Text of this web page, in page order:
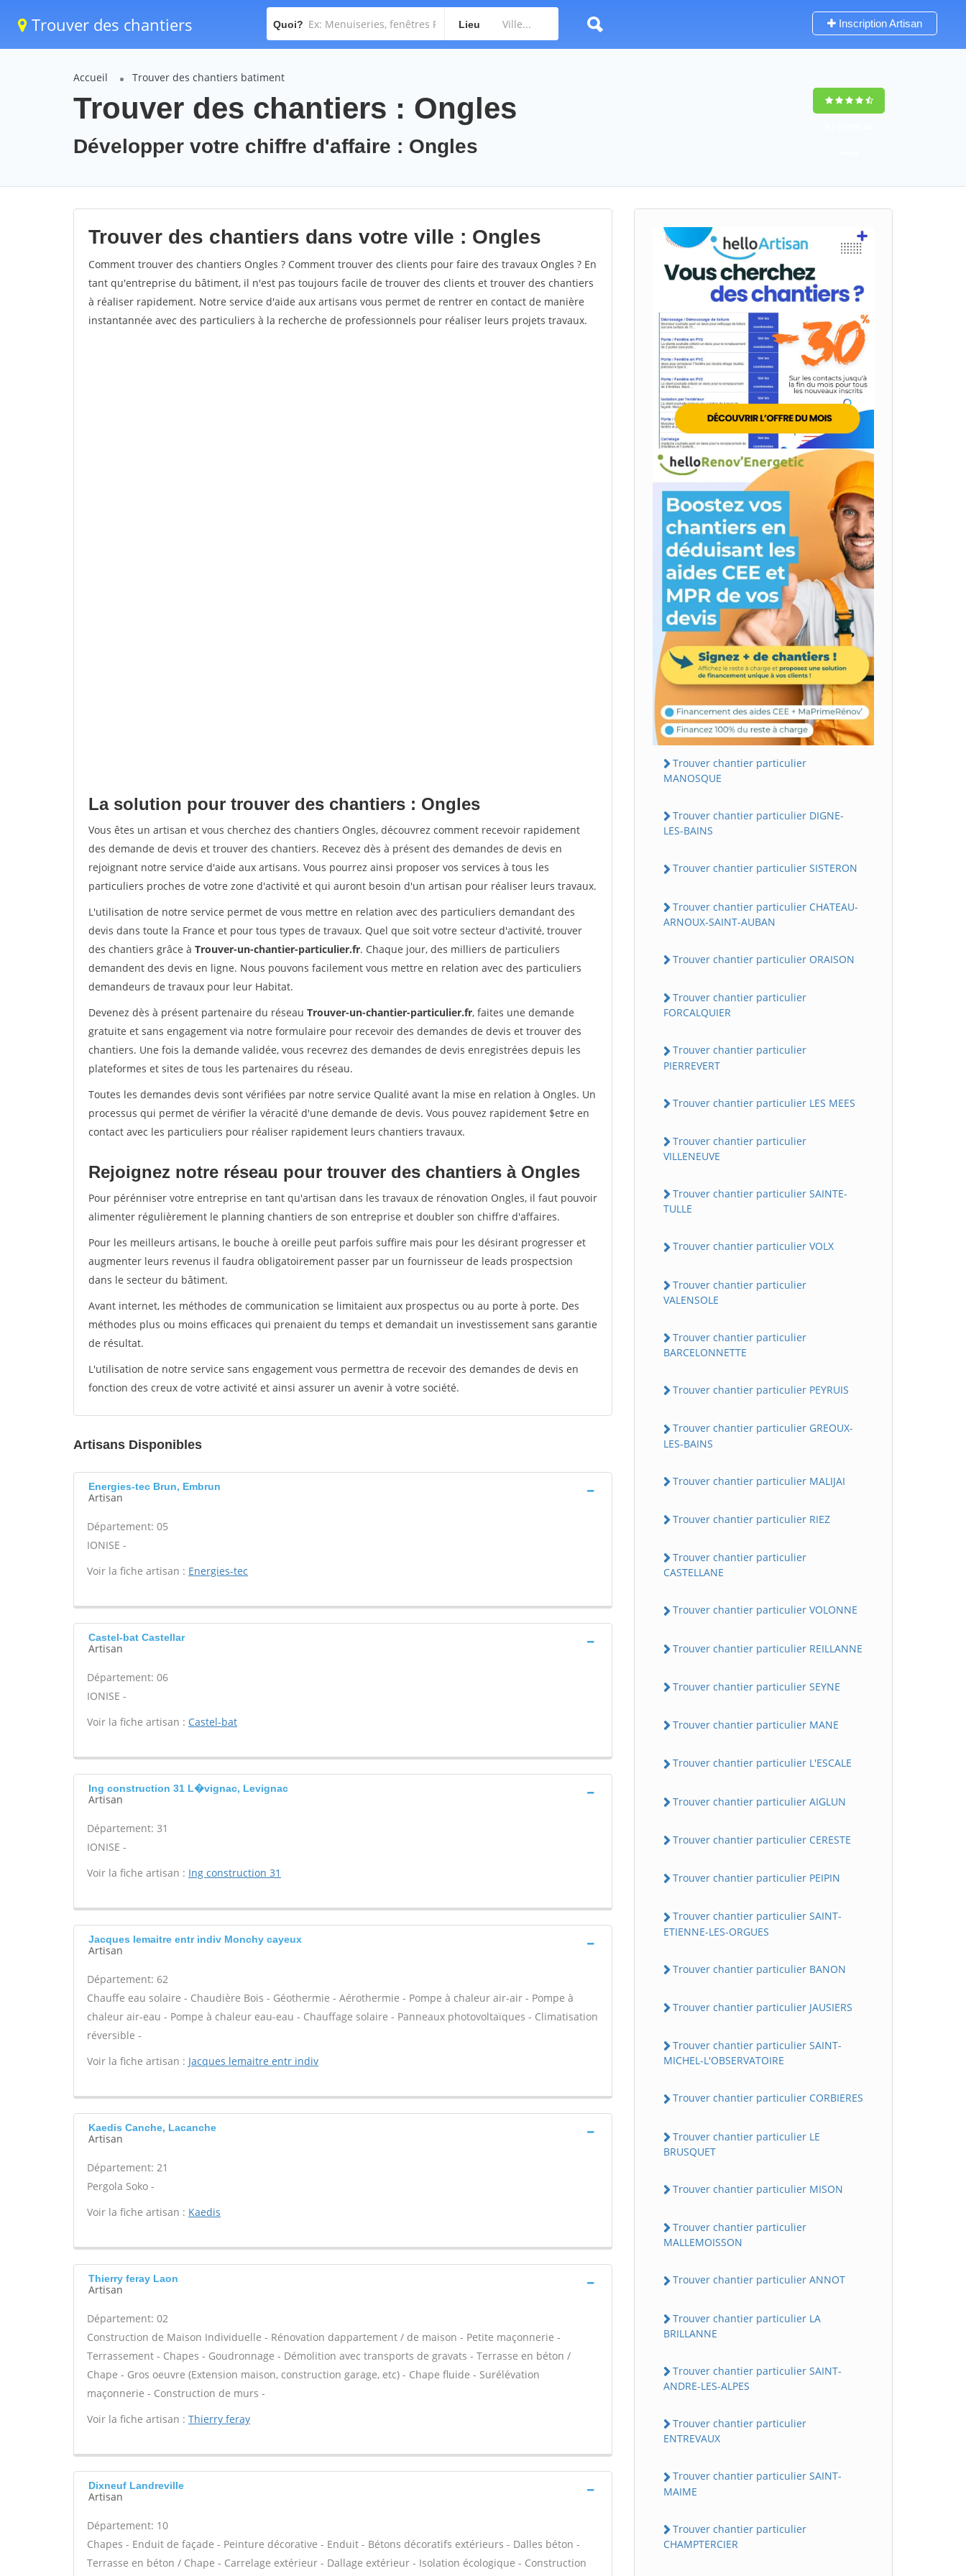
Trouver des chantiers Quoi? Lieu Inscription Artisan
Accueil Trouver des chantiers batiment
Trouver des chantiers : Ongles
Développer votre chiffre d'affaire : Ongles
Trouver des chantiers dans votre ville : Ongles
Comment trouver des chantiers Ongles ? Comment trouver des clients pour faire des travaux Ongles ? En
tant qu'entreprise du bâtiment, il n'est pas toujours facile de trouver des clients et trouver des chantiers
à réaliser rapidement. Notre service d'aide aux artisans vous permet de rentrer en contact de manière
instantannée avec des particuliers à la recherche de professionnels pour réaliser leurs projets travaux.
La solution pour trouver des chantiers : Ongles
Vous êtes un artisan et vous cherchez des chantiers Ongles, découvrez comment recevoir rapidement
des demande de devis et trouver des chantiers. Recevez dès à présent des demandes de devis en
rejoignant notre service d'aide aux artisans. Vous pourrez ainsi proposer vos services à tous les
particuliers proches de votre zone d'activité et qui auront besoin d'un artisan pour réaliser leurs travaux.
L'utilisation de notre service permet de vous mettre en relation avec des particuliers demandant des
devis dans toute la France et pour tous types de travaux. Quel que soit votre secteur d'activité, trouver
des chantiers grâce à Trouver-un-chantier-particulier.fr. Chaque jour, des milliers de particuliers
demandent des devis en ligne. Nous pouvons facilement vous mettre en relation avec des particuliers
demandeurs de travaux pour leur Habitat.
Devenez dès à présent partenaire du réseau Trouver-un-chantier-particulier.fr, faites une demande
gratuite et sans engagement via notre formulaire pour recevoir des demandes de devis et trouver des
chantiers. Une fois la demande validée, vous recevrez des demandes de devis enregistrées depuis les
plateformes et sites de tous les partenaires du réseau.
Toutes les demandes devis sont vérifiées par notre service Qualité avant la mise en relation à Ongles. Un
processus qui permet de vérifier la véracité d'une demande de devis. Vous pouvez rapidement $etre en
contact avec les particuliers pour réaliser rapidement leurs chantiers travaux.
Rejoignez notre réseau pour trouver des chantiers à Ongles
Pour pérénniser votre entreprise en tant qu'artisan dans les travaux de rénovation Ongles, il faut pouvoir
alimenter régulièrement le planning chantiers de son entreprise et doubler son chiffre d'affaires.
Pour les meilleurs artisans, le bouche à oreille peut parfois suffire mais pour les désirant progresser et
augmenter leurs revenus il faudra obligatoirement passer par un fournisseur de leads prospectsion
dans le secteur du bâtiment.
Avant internet, les méthodes de communication se limitaient aux prospectus ou au porte à porte. Des
méthodes plus ou moins efficaces qui prenaient du temps et demandait un investissement sans garantie
de résultat.
L'utilisation de notre service sans engagement vous permettra de recevoir des demandes de devis en
fonction des creux de votre activité et ainsi assurer un avenir à votre société.
Artisans Disponibles
Energies-tec Brun, Embrun
Artisan
Département: 05
IONISE -
Voir la fiche artisan : Energies-tec
Castel-bat Castellar
Artisan
Département: 06
IONISE -
Voir la fiche artisan : Castel-bat
Ing construction 31 L�vignac, Levignac
Artisan
Département: 31
IONISE -
Voir la fiche artisan : Ing construction 31
Jacques lemaitre entr indiv Monchy cayeux
Artisan
Département: 62
Chauffe eau solaire - Chaudière Bois - Géothermie - Aérothermie - Pompe à chaleur air-air - Pompe à
chaleur air-eau - Pompe à chaleur eau-eau - Chauffage solaire - Panneaux photovoltaïques - Climatisation
réversible -
Voir la fiche artisan : Jacques lemaitre entr indiv
Kaedis Canche, Lacanche
Artisan
Département: 21
Pergola Soko -
Voir la fiche artisan : Kaedis
Thierry feray Laon
Artisan
Département: 02
Construction de Maison Individuelle - Rénovation dappartement / de maison - Petite maçonnerie -
Terrassement - Chapes - Goudronnage - Démolition avec transports de gravats - Terrasse en béton /
Chape - Gros oeuvre (Extension maison, construction garage, etc) - Chape fluide - Surélévation
maçonnerie - Construction de murs -
Voir la fiche artisan : Thierry feray
Dixneuf Landreville
Artisan
Département: 10
Chapes - Enduit de façade - Peinture décorative - Enduit - Bétons décoratifs extérieurs - Dalles béton -
Terrasse en béton / Chape - Carrelage extérieur - Dallage extérieur - Isolation écologique - Construction
Trouver chantier particulier
MANOSQUE
Trouver chantier particulier DIGNE-
LES-BAINS
Trouver chantier particulier SISTERON
Trouver chantier particulier CHATEAU-
ARNOUX-SAINT-AUBAN
Trouver chantier particulier ORAISON
Trouver chantier particulier
FORCALQUIER
Trouver chantier particulier
PIERREVERT
Trouver chantier particulier LES MEES
Trouver chantier particulier
VILLENEUVE
Trouver chantier particulier SAINTE-
TULLE
Trouver chantier particulier VOLX
Trouver chantier particulier
VALENSOLE
Trouver chantier particulier
BARCELONNETTE
Trouver chantier particulier PEYRUIS
Trouver chantier particulier GREOUX-
LES-BAINS
Trouver chantier particulier MALIJAI
Trouver chantier particulier RIEZ
Trouver chantier particulier
CASTELLANE
Trouver chantier particulier VOLONNE
Trouver chantier particulier REILLANNE
Trouver chantier particulier SEYNE
Trouver chantier particulier MANE
Trouver chantier particulier L'ESCALE
Trouver chantier particulier AIGLUN
Trouver chantier particulier CERESTE
Trouver chantier particulier PEIPIN
Trouver chantier particulier SAINT-
ETIENNE-LES-ORGUES
Trouver chantier particulier BANON
Trouver chantier particulier JAUSIERS
Trouver chantier particulier SAINT-
MICHEL-L'OBSERVATOIRE
Trouver chantier particulier CORBIERES
Trouver chantier particulier LE
BRUSQUET
Trouver chantier particulier MISON
Trouver chantier particulier
MALLEMOISSON
Trouver chantier particulier ANNOT
Trouver chantier particulier LA
BRILLANNE
Trouver chantier particulier SAINT-
ANDRE-LES-ALPES
Trouver chantier particulier
ENTREVAUX
Trouver chantier particulier SAINT-
MAIME
Trouver chantier particulier
CHAMPTERCIER